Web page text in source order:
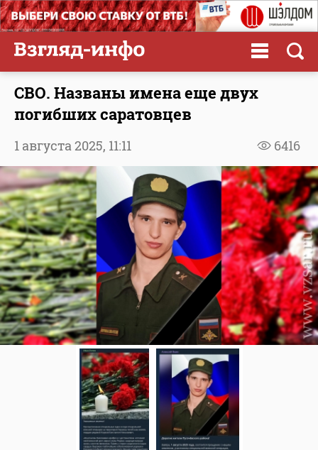
СВО. Названы имена еще двух
погибших саратовцев
6416
1 августа 2025, 11:11